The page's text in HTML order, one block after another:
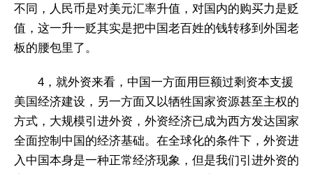
不同，人民币是对美元汇率升值，对国内的购买力是贬
值，这一升一贬其实是把中国老百姓的钱转移到外国老
板的腰包里了。
4，就外资来看，中国一方面用巨额过剩资本支援
美国经济建设，另一方面又以牺牲国家资源甚至主权的
方式，大规模引进外资，外资经济已成为西方发达国家
全面控制中国的经济基础。在全球化的条件下，外资进
入中国本身是一种正常经济现象，但是我们引进外资的